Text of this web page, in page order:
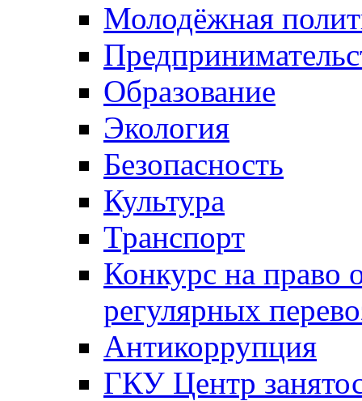
Молодёжная
Образование
Экология
Безопасность
Культура
Транспорт
Конкурс на право
регулярных
Антикоррупция
ГКУ Центр